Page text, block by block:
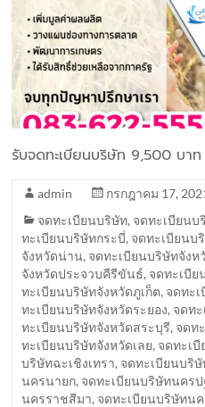
รับจดทะเบียนบริษัท 9,500 บาท
admin
กรกฎาคม 17,
จดทะเบียนบริษัท, จดทะเบียนบ
ทะเบียนบริษัทกระบี่, จดทะเบียนบ
จังหวัดน่าน, จดทะเบียนบริษัทจัง
จังหวัดประจวบคีรีขันธ์, จดทะเบี
ทะเบียนบริษัทจังหวัดภูเก็ต, จดทะ
ทะเบียนบริษัทจังหวัดระยอง, จดท
ทะเบียนบริษัทจังหวัดสระบุรี, จดท
ทะเบียนบริษัทจังหวัดเลย, จดทะเ
บริษัทฉะเชิงเทรา, จดทะเบียนบริ
นครนายก, จดทะเบียนบริษัทนครป
นครราชสีมา, จดทะเบียนบริษัทน